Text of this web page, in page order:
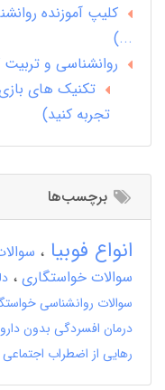
کلیپ آموزنده
...)
روانشناسی و تربیت کودک (6
تکنیک های
تجربه کنید)
برچسب‌ها
انواع فوبیا
سوالات خواستگاری
سوالات روانشناسی
درمان افسردگی بدون دارو
رهایی از اضطراب اجتماعی